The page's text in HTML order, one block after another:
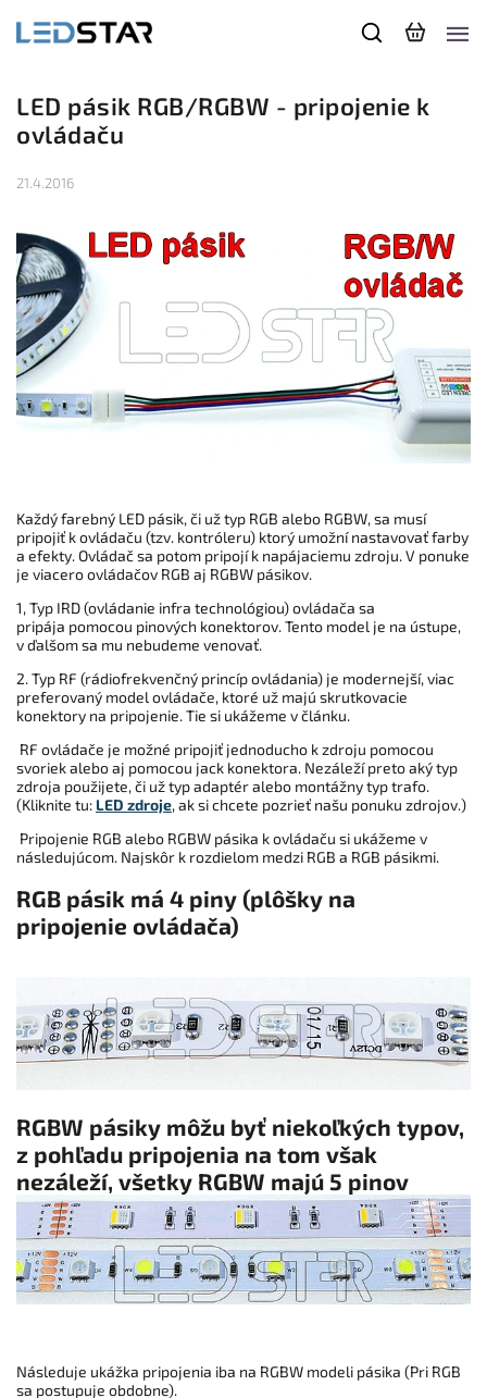
LED pásik RGB/RGBW - pripojenie k
ovládaču
21.4.2016
Každý farebný LED pásik, či už typ RGB alebo RGBW, sa musí
pripojiť k ovládaču (tzv. kontróleru) ktorý umožní nastavovať farby
a efekty. Ovládač sa potom pripojí k napájaciemu zdroju. V ponuke
je viacero ovládačov RGB aj RGBW pásikov.
1, Typ IRD (ovládanie infra technológiou) ovládača sa
pripája pomocou pinových konektorov. Tento model je na ústupe,
v ďalšom sa mu nebudeme venovať.
2. Typ RF (rádiofrekvenčný princíp ovládania) je modernejší, viac
preferovaný model ovládače, ktoré už majú skrutkovacie
konektory na pripojenie. Tie si ukážeme v článku.
RF ovládače je možné pripojiť jednoducho k zdroju pomocou
svoriek alebo aj pomocou jack konektora. Nezáleží preto aký typ
zdroja použijete, či už typ adaptér alebo montážny typ trafo.
(Kliknite tu: LED zdroje, ak si chcete pozrieť našu ponuku zdrojov.)
Pripojenie RGB alebo RGBW pásika k ovládaču si ukážeme v
následujúcom. Najskôr k rozdielom medzi RGB a RGB pásikmi.
RGB pásik má 4 piny (plôšky na
pripojenie ovládača)
RGBW pásiky môžu byť niekoľkých typov,
z pohľadu pripojenia na tom však
nezáleží, všetky RGBW majú 5 pinov
Následuje ukážka pripojenia iba na RGBW modeli pásika (Pri RGB
sa postupuje obdobne).